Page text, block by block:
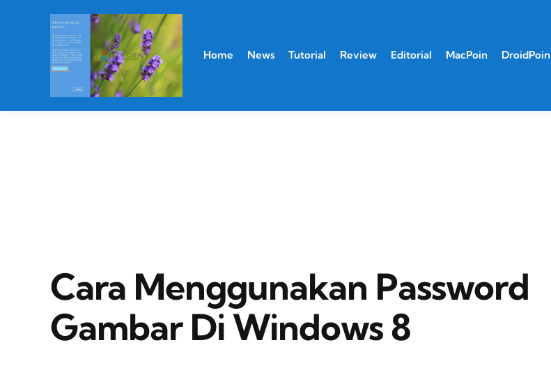
Home News Tutorial Review Editorial MacPoin DroidPoin
Cara Menggunakan Password
Gambar Di Windows 8